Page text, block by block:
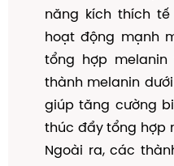
năng kích thích
hoạt động mạnh
tổng hợp
thành melanin
giúp tăng cường
thúc đẩy tổng hợp
Ngoài ra, các